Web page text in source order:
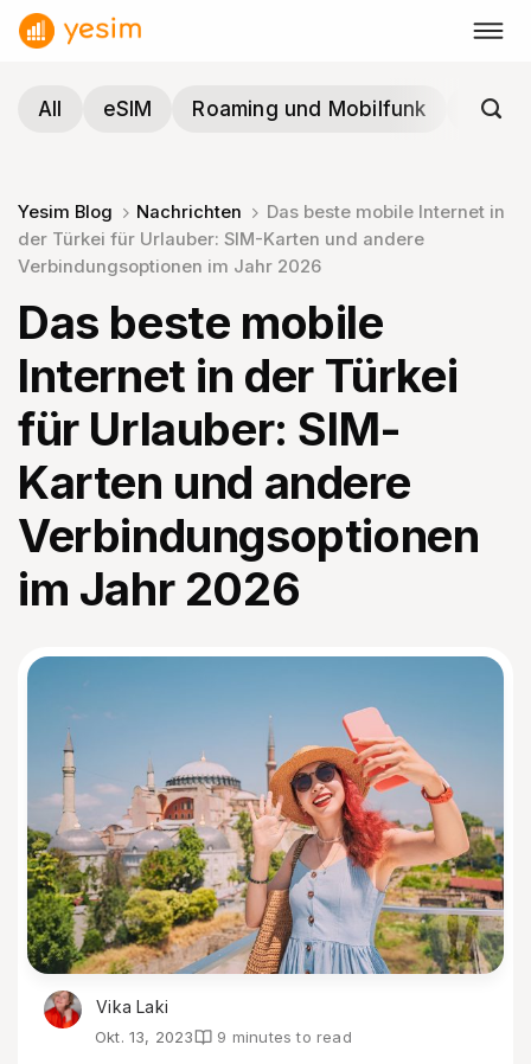
Zum
Inhalt
All
eSIM Roaming und Mobilfunk
Yesim Blog Nachrichten
Das beste mobile Internet in
der Türkei für Urlauber: SIM-Karten und andere
Verbindungsoptionen im Jahr 2026
Das beste mobile
Internet in der Türkei
für Urlauber: SIM-
Karten und andere
Verbindungsoptionen
im Jahr 2026
Vika Laki
Okt. 13, 2023 9 minutes to read